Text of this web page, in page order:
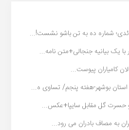
شماره ده به تن باشو نشست!...
با یک بیانیه جنجالی+متن نامه...
کامیاران پیوست...
استان بوشهر-هفته پنجم/ تساوی ه...
حسرت گل مقابل سایپا+عکس...
به مصاف بادران می رود...